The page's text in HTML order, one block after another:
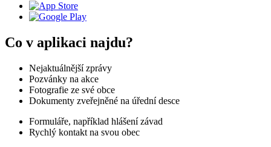
Co v aplikaci najdu?
Nejaktuálnější zprávy
Pozvánky na akce
Fotografie ze své obce
Dokumenty zveřejněné na úřední desce
Formuláře, například hlášení závad
Rychlý kontakt na svou obec